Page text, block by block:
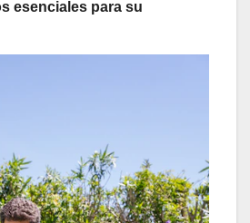
esenciales para su